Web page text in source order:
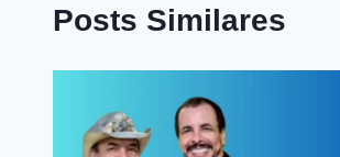
Posts Similares